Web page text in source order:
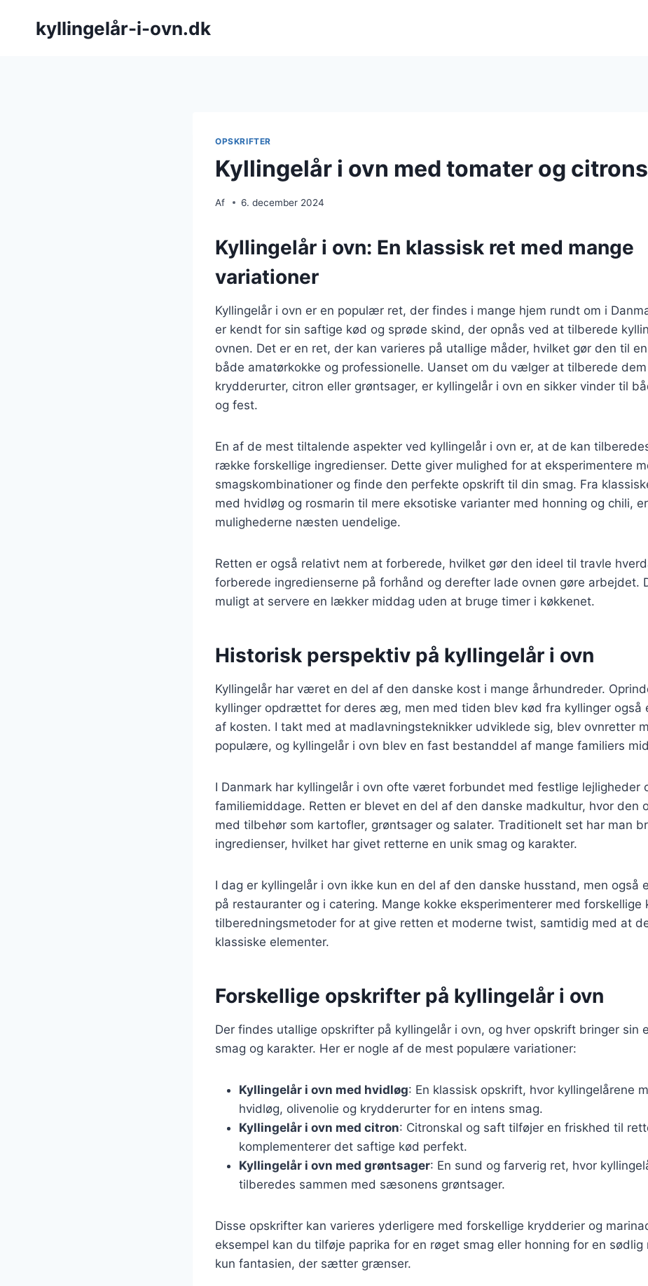
kyllingelår-i-ovn.dk
OPSKRIFTER
Kyllingelår i ovn med tomater og
Af 6. december 2024
Kyllingelår i ovn: En klassisk ret med mange
variationer
Kyllingelår i ovn er en populær ret, der findes i mange hjem rundt om i
er kendt for sin saftige kød og sprøde skind, der opnås ved at tilberede
ovnen. Det er en ret, der kan varieres på utallige måder, hvilket gør den til
både amatørkokke og professionelle. Uanset om du vælger at tilberede
krydderurter, citron eller grøntsager, er kyllingelår i ovn en sikker vinder til
og fest.
En af de mest tiltalende aspekter ved kyllingelår i ovn er, at de kan
række forskellige ingredienser. Dette giver mulighed for at eksperimentere
smagskombinationer og finde den perfekte opskrift til din smag. Fra
med hvidløg og rosmarin til mere eksotiske varianter med honning og chili, er
mulighederne næsten uendelige.
Retten er også relativt nem at forberede, hvilket gør den ideel til travle
forberede ingredienserne på forhånd og derefter lade ovnen gøre arbejdet.
muligt at servere en lækker middag uden at bruge timer i køkkenet.
Historisk perspektiv på kyllingelår i ovn
Kyllingelår har været en del af den danske kost i mange århundreder.
kyllinger opdrættet for deres æg, men med tiden blev kød fra kyllinger også
af kosten. I takt med at madlavningsteknikker udviklede sig, blev ovnretter
populære, og kyllingelår i ovn blev en fast bestanddel af mange familiers
I Danmark har kyllingelår i ovn ofte været forbundet med festlige lejligheder
familiemiddage. Retten er blevet en del af den danske madkultur, hvor den
med tilbehør som kartofler, grøntsager og salater. Traditionelt set har man
ingredienser, hvilket har givet retterne en unik smag og karakter.
I dag er kyllingelår i ovn ikke kun en del af den danske husstand, men også
på restauranter og i catering. Mange kokke eksperimenterer med forskellige
tilberedningsmetoder for at give retten et moderne twist, samtidig med at
klassiske elementer.
Forskellige opskrifter på kyllingelår i ovn
Der findes utallige opskrifter på kyllingelår i ovn, og hver opskrift bringer sin
smag og karakter. Her er nogle af de mest populære variationer:
Kyllingelår i ovn med hvidløg: En klassisk opskrift, hvor kyllingelårene
hvidløg, olivenolie og krydderurter for en intens smag.
Kyllingelår i ovn med citron: Citronskal og saft tilføjer en friskhed til
komplementerer det saftige kød perfekt.
Kyllingelår i ovn med grøntsager: En sund og farverig ret, hvor
tilberedes sammen med sæsonens grøntsager.
Disse opskrifter kan varieres yderligere med forskellige krydderier og
eksempel kan du tilføje paprika for en røget smag eller honning for en sødlig
kun fantasien, der sætter grænser.